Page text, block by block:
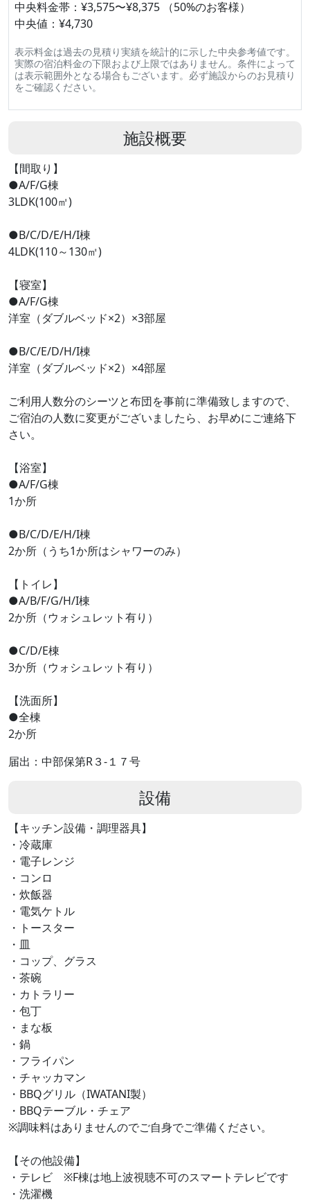
中央料金帯：¥3,575〜¥8,375 （50%のお客様）
中央値：¥4,730
表示料金は過去の見積り実績を統計的に示した中央参考値です。
実際の宿泊料金の下限および上限ではありません。条件によって
は表示範囲外となる場合もございます。必ず施設からのお見積り
をご確認ください。
施設概要
【間取り】
●A/F/G棟
3LDK(100㎡)
●B/C/D/E/H/I棟
4LDK(110～130㎡)
【寝室】
●A/F/G棟
洋室（ダブルベッド×2）×3部屋
●B/C/E/D/H/I棟
洋室（ダブルベッド×2）×4部屋
ご利用人数分のシーツと布団を事前に準備致しますので、
ご宿泊の人数に変更がございましたら、お早めにご連絡下
さい。
【浴室】
●A/F/G棟
1か所
●B/C/D/E/H/I棟
2か所（うち1か所はシャワーのみ）
【トイレ】
●A/B/F/G/H/I棟
2か所（ウォシュレット有り）
●C/D/E棟
3か所（ウォシュレット有り）
【洗面所】
●全棟
2か所
届出：中部保第R３-１７号
設備
【キッチン設備・調理器具】
・冷蔵庫
・電子レンジ
・コンロ
・炊飯器
・電気ケトル
・トースター
・皿
・コップ、グラス
・茶碗
・カトラリー
・包丁
・まな板
・鍋
・フライパン
・チャッカマン
・BBQグリル（IWATANI製）
・BBQテーブル・チェア
※調味料はありませんのでご自身でご準備ください。
【その他設備】
・テレビ ※F棟は地上波視聴不可のスマートテレビです
・洗濯機